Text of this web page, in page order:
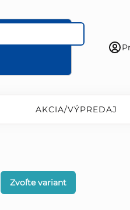
AKCIA/VÝPREDAJ
Zvoľte variant